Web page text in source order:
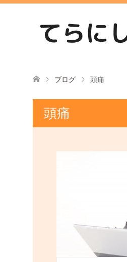
ブログ 頭痛
頭痛